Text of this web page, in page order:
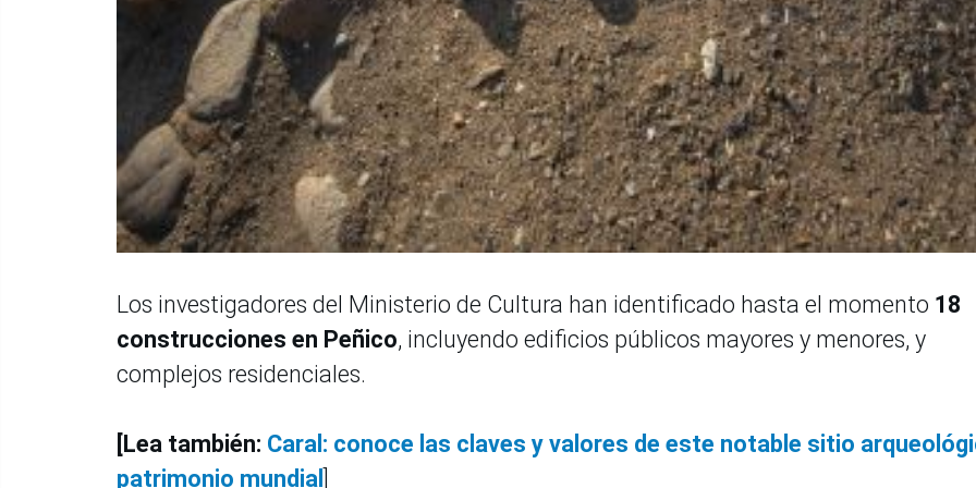
Los investigadores del Ministerio de Cultura han identificado hasta el momento 18
construcciones en Peñico, incluyendo edificios públicos mayores y menores, y
complejos residenciales.
[Lea también: Caral: conoce las claves y valores de este notable sitio
patrimonio mundial ]